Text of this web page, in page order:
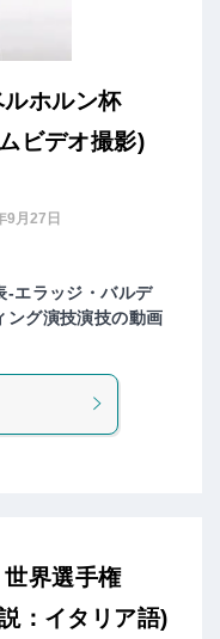
ホルン杯
ビデオ撮影)
9月27日
-エラッジ・バルデ
グ演技演技の動画
界選手権
イタリア語)